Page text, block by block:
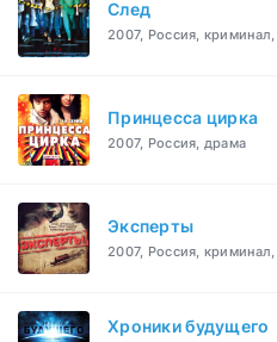
След
2007, Россия, криминал,
Принцесса цирка
2007, Россия, драма
Эксперты
2007, Россия, криминал,
Хроники будущего